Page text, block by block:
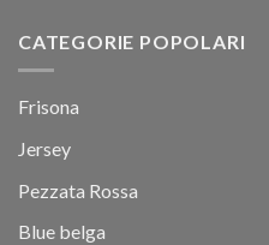
CATEGORIE POPOLARI
Frisona
Jersey
Pezzata Rossa
Blue belga